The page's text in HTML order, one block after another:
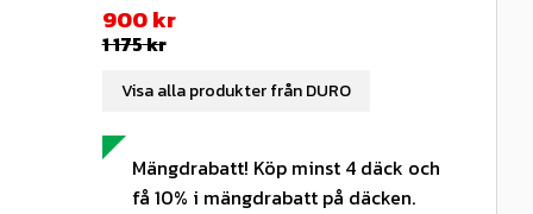
Mängdrabatt! Köp minst 4 däck och
få 10% i mängdrabatt på däcken.
Nedsatt pris:
900kr
Ordinarie pris:
1 175kr
Visa alla produkter från DURO